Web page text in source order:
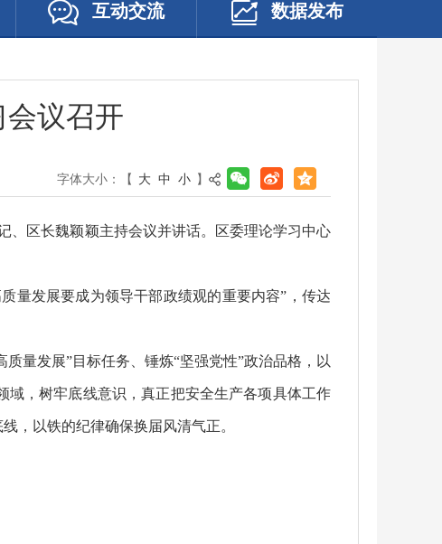
互动交流 数据发布
议召开
字体大小：【 大 中 小 】
、区长魏颖颖主持会议并讲话。区委理论学习中心
量发展要成为领导干部政绩观的重要内容”，传达
量发展”目标任务、锤炼“坚强党性”政治品格，以
，树牢底线意识，真正把安全生产各项具体工作
，以铁的纪律确保换届风清气正。